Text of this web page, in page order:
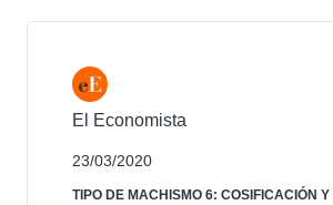
El Economista
23/03/2020
TIPO DE MACHISMO 6: COSIFICACIÓN Y